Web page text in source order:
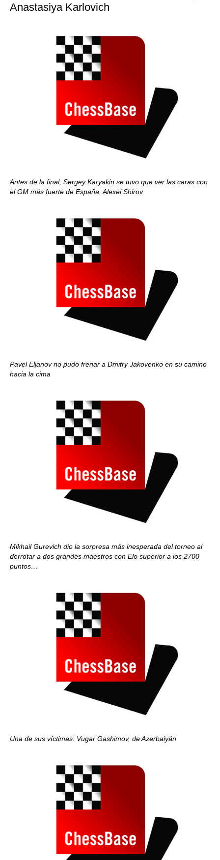
Anastasiya Karlovich
Antes de la final, Sergey Karyakin se tuvo que ver las caras con
el GM más fuerte de España, Alexei Shirov
Pavel Eljanov no pudo frenar a Dmitry Jakovenko en su camino
hacia la cima
Mikhail Gurevich dio la sorpresa más inesperada del torneo al
derrotar a dos grandes maestros con Elo superior a los 2700
puntos…
Una de sus víctimas: Vugar Gashimov, de Azerbaiyán